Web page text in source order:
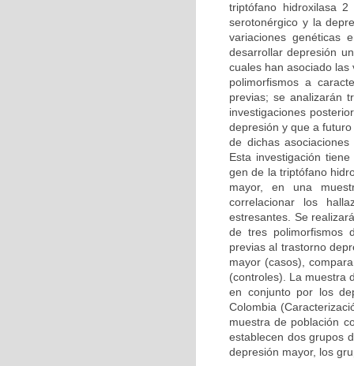
triptófano hidroxilasa
serotonérgico y la
variaciones genéticas
desarrollar depresión
cuales han asociado
polimorfismos a
previas; se analizarán
investigaciones
depresión y que a
de dichas
Esta investigación
gen de la triptófano
mayor, en una
correlacionar los
estresantes. Se
de tres polimorfismos
previas al trastorno
mayor (casos),
(controles). La muestra
en conjunto por los
Colombia
muestra de población
establecen dos grupos
depresión mayor, los